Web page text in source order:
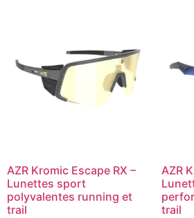
AZR Kromic Escape RX –
Lunettes sport
polyvalentes running et
trail
AZR
trail